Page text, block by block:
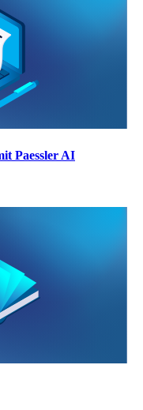
Paessler AI